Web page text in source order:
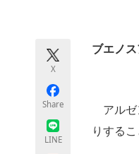
ちょ
X
Share
LINE
ブエノス
アルゼ
りするこ